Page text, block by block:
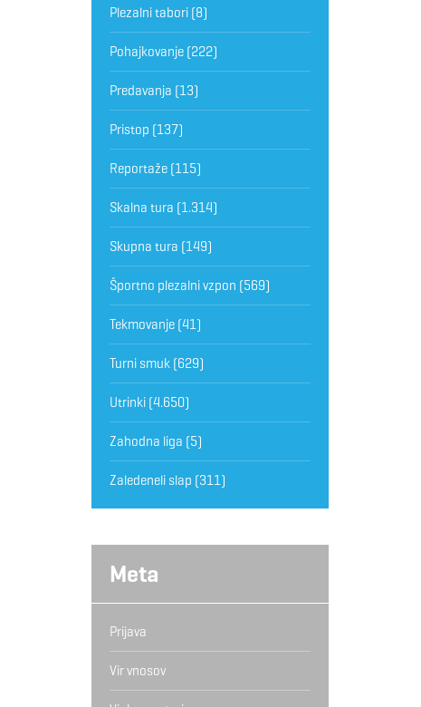
Plezalni tabori(8)
Pohajkovanje(222)
Predavanja (13)
Pristop (137)
Reportaže(115)
Skalna tura (1.314)
Skupna tura (149)
Športno plezalni vzpon (569)
Tekmovanje(41)
Turni smuk(629)
Utrinki(4.650)
Zahodna liga (5)
Zaledeneli slap (311)
Meta
Prijava
Vir vnosov